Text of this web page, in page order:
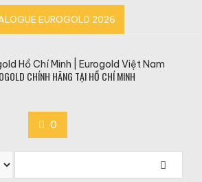
EUROGOLD 2026
CHÍNH HÃNG TẠI HỒ CHÍ MINH
0